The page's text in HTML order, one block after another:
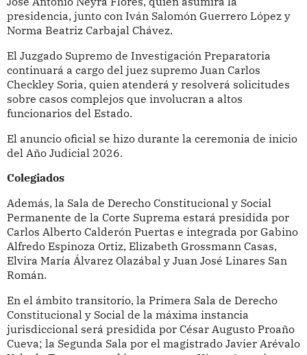
presidencia, junto con Iván Salomón Guerrero López y
Norma Beatriz Carbajal Chávez.
El Juzgado Supremo de Investigación Preparatoria
continuará a cargo del juez supremo Juan Carlos
Checkley Soria, quien atenderá y resolverá solicitudes
sobre casos complejos que involucran a altos
funcionarios del Estado.
El anuncio oficial se hizo durante la ceremonia de inicio
del Año Judicial 2026.
Colegiados
Además, la Sala de Derecho Constitucional y Social
Permanente de la Corte Suprema estará presidida por
Carlos Alberto Calderón Puertas e integrada por Gabino
Alfredo Espinoza Ortiz, Elizabeth Grossmann Casas,
Elvira María Álvarez Olazábal y Juan José Linares San
Román.
En el ámbito transitorio, la Primera Sala de Derecho
Constitucional y Social de la máxima instancia
jurisdiccional será presidida por César Augusto Proaño
Cueva; la Segunda Sala por el magistrado Javier Arévalo